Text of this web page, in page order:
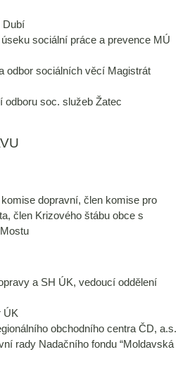
Dubí
sociální práce a prevence MÚ
odbor sociálních věcí Magistrát
odboru soc. služeb Žatec
dopravní, člen komise pro
člen Krizového štábu obce s
a SH ÚK, vedoucí oddělení
ÚK
obchodního centra ČD, a.s.
rady Nadačního fondu “Moldavská